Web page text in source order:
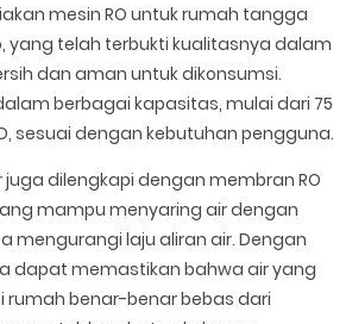
mesin RO untuk rumah tangga
yang telah terbukti kualitasnya dalam
dan aman untuk dikonsumsi.
berbagai kapasitas, mulai dari 75
sesuai dengan kebutuhan pengguna.
juga dilengkapi dengan membran RO
mampu menyaring air dengan
mengurangi laju aliran air. Dengan
dapat memastikan bahwa air yang
rumah benar-benar bebas dari